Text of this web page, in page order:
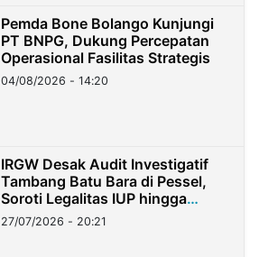
Pemda Bone Bolango Kunjungi
PT BNPG, Dukung Percepatan
Operasional Fasilitas Strategis
04/08/2026 - 14:20
IRGW Desak Audit Investigatif
Tambang Batu Bara di Pessel,
Soroti Legalitas IUP hingga
Stockpile
27/07/2026 - 20:21